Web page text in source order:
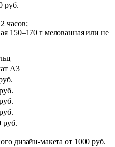
руб.
часов;
150–170 г мелованная или не
А3
руб.
дизайн-макета от 1000 руб.